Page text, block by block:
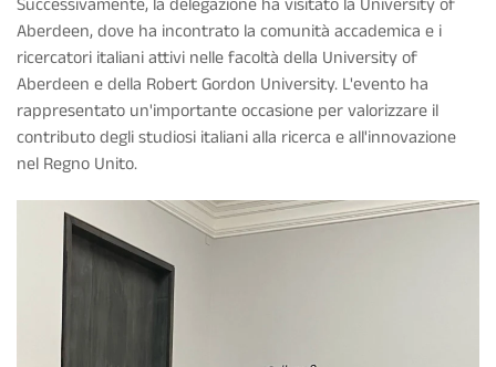
Successivamente, la delegazione ha visitato la University of
Aberdeen, dove ha incontrato la comunità accademica e i
ricercatori italiani attivi nelle facoltà della University of
Aberdeen e della Robert Gordon University. L'evento ha
rappresentato un'importante occasione per valorizzare il
contributo degli studiosi italiani alla ricerca e all'innovazione
nel Regno Unito.